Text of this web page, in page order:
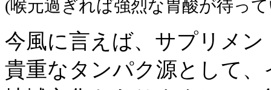
(喉元過ぎれば強烈な胃酸が待っ
今風に言えば、サプリメ
貴重なタンパク源として